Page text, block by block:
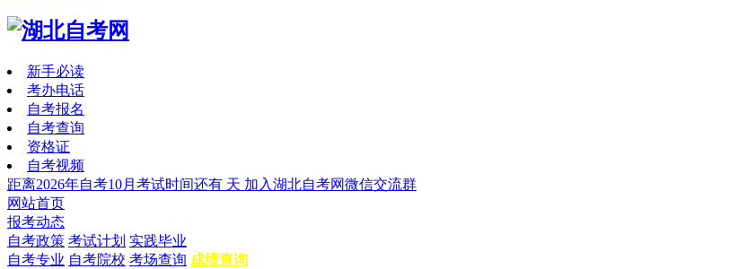
新手必读
考办电话
自考报名
自考查询
资格证
自考视频
距离2026年自考10月考试时间还有 天 加入湖北自考网微信交流群
网站首页
报考动态
自考政策 考试计划 实践毕业
自考专业 自考院校 考场查询 成绩查询